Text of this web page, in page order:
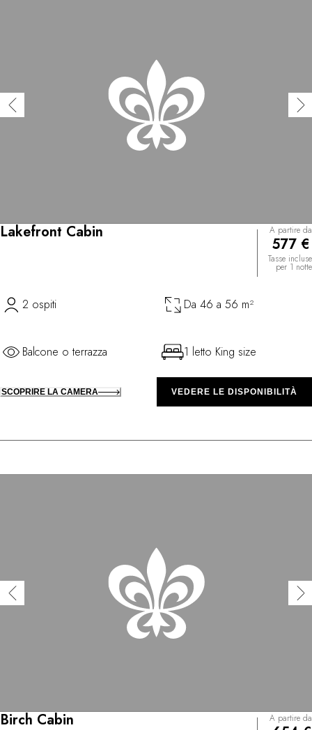
Lakefront Cabin A partire da
577 €
Tasse incluse
per 1 notte
2 ospiti Da 46 a 56 m²
Balcone o terrazza 1 letto King size
SCOPRIRE LA CAMERA VEDERE LE DISPONIBILITÀ
Birch Cabin A partire da